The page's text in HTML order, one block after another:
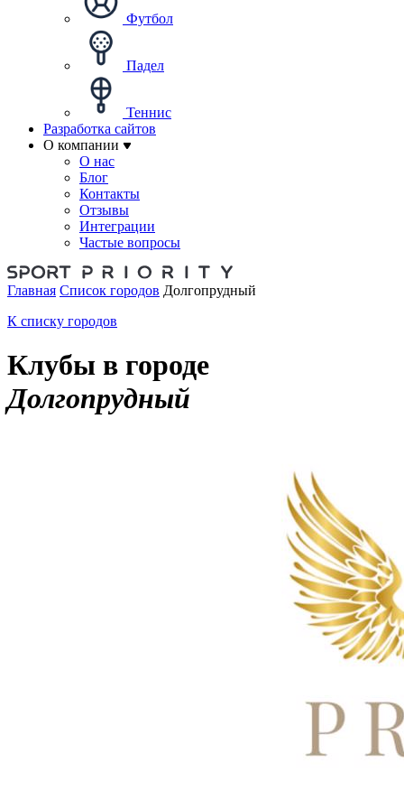
Футбол
Падел
Теннис
Разработка сайтов
О компании
О нас
Блог
Контакты
Отзывы
Интеграции
Частые вопросы
Главная Список городов Долгопрудный
К списку городов
Клубы в городе
Долгопрудный